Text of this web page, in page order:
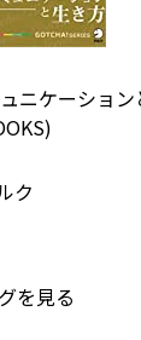
ニケーション
ク
を見る